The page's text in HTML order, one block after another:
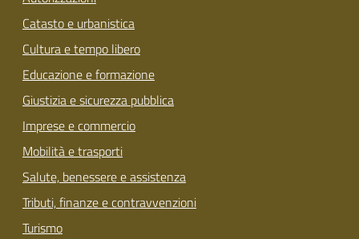
Catasto e urbanistica
Cultura e tempo libero
Educazione e formazione
Giustizia e sicurezza pubblica
Imprese e commercio
Mobilità e trasporti
Salute, benessere e assistenza
Tributi, finanze e contravvenzioni
Turismo